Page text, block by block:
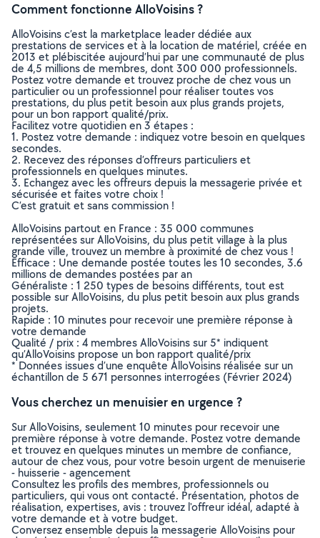
Comment fonctionne AlloVoisins ?
AlloVoisins c’est la marketplace leader dédiée aux
prestations de services et à la location de matériel, créée en
2013 et plébiscitée aujourd’hui par une communauté de plus
de 4,5 millions de membres, dont 300 000 professionnels.
Postez votre demande et trouvez proche de chez vous un
particulier ou un professionnel pour réaliser toutes vos
prestations, du plus petit besoin aux plus grands projets,
pour un bon rapport qualité/prix.
Facilitez votre quotidien en 3 étapes :
1. Postez votre demande : indiquez votre besoin en quelques
secondes.
2. Recevez des réponses d’offreurs particuliers et
professionnels en quelques minutes.
3. Echangez avec les offreurs depuis la messagerie privée et
sécurisée et faites votre choix !
C’est gratuit et sans commission !
AlloVoisins partout en France : 35 000 communes
représentées sur AlloVoisins, du plus petit village à la plus
grande ville, trouvez un membre à proximité de chez vous !
Efficace : Une demande postée toutes les 10 secondes, 3.6
millions de demandes postées par an
Généraliste : 1 250 types de besoins différents, tout est
possible sur AlloVoisins, du plus petit besoin aux plus grands
projets.
Rapide : 10 minutes pour recevoir une première réponse à
votre demande
Qualité / prix : 4 membres AlloVoisins sur 5* indiquent
qu’AlloVoisins propose un bon rapport qualité/prix
* Données issues d’une enquête AlloVoisins réalisée sur un
échantillon de 5 671 personnes interrogées (Février 2024)
Vous cherchez un menuisier en urgence ?
Sur AlloVoisins, seulement 10 minutes pour recevoir une
première réponse à votre demande. Postez votre demande
et trouvez en quelques minutes un membre de confiance,
autour de chez vous, pour votre besoin urgent de menuiserie
- huisserie - agencement
Consultez les profils des membres, professionnels ou
particuliers, qui vous ont contacté. Présentation, photos de
réalisation, expertises, avis : trouvez l'offreur idéal, adapté à
votre demande et à votre budget.
Conversez ensemble depuis la messagerie AlloVoisins pour